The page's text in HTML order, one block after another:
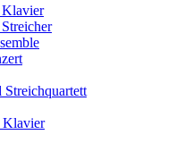
Klavier
Streichquartett
Klavier